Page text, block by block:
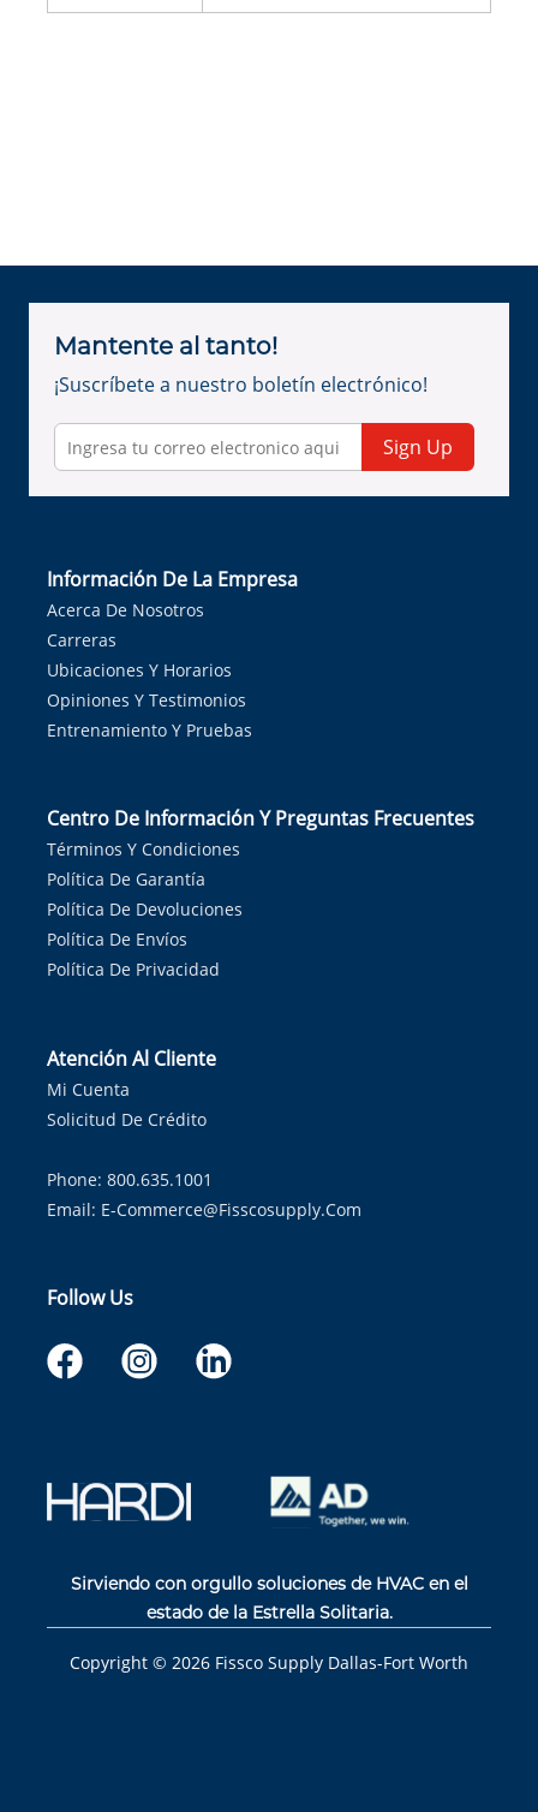
Mantente al tanto!
¡Suscríbete a nuestro boletín electrónico!
Sign Up
Información De La Empresa
Acerca De Nosotros
Carreras
Ubicaciones Y Horarios
Opiniones Y Testimonios
Entrenamiento Y Pruebas
Centro De Información Y Preguntas Frecuentes
Términos Y Condiciones
Política De Garantía
Política De Devoluciones
Política De Envíos
Política De Privacidad
Atención Al Cliente
Mi Cuenta
Solicitud De Crédito
Phone: 800.635.1001
Email: E-Commerce@fisscosupply.com
Follow Us
Sirviendo con orgullo soluciones de HVAC en el
estado de la Estrella Solitaria.
Copyright © 2026 Fissco Supply Dallas-Fort Worth